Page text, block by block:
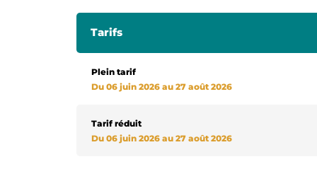
Tarifs
Plein tarif
Du 06 juin 2026 au 27 août 2026
Tarif réduit
Du 06 juin 2026 au 27 août 2026